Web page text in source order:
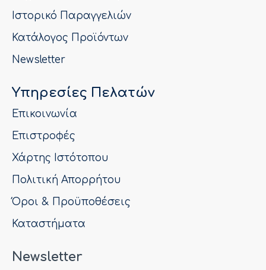
Ιστορικό Παραγγελιών
Κατάλογος Προϊόντων
Newsletter
Υπηρεσίες Πελατών
Επικοινωνία
Επιστροφές
Χάρτης Ιστότοπου
Πολιτική Απορρήτου
Όροι & Προϋποθέσεις
Καταστήματα
Newsletter